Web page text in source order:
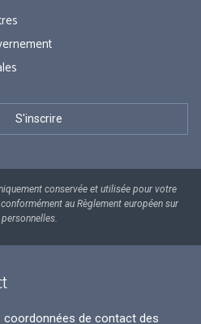
conservée et utilisée pour votre
au Règlement européen sur
de contact des